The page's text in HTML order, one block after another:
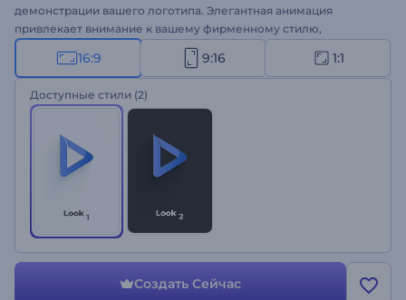
демонстрации вашего логотипа. Элегантная анимация
привлекает внимание к вашему фирменному стилю,
обеспечивая отточенную и профессиональную презентацию.
Настройте шаблон под свой логотип, теглайн и фоновую
музыку, чтобы создать запоминающееся первое впечатление
у зрителей. Идеально подходит для корпоративных интро,
других проектов. Создайте шаблон прямо сейчас и
посмотрите, как стильно оживает ваш логотип!
16:9 9:16 1:1
Доступные стили (2)
Создать Сейчас